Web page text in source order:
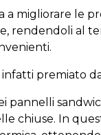
a migliorare le
rendendoli al
premiato
pannelli
chiuse. In